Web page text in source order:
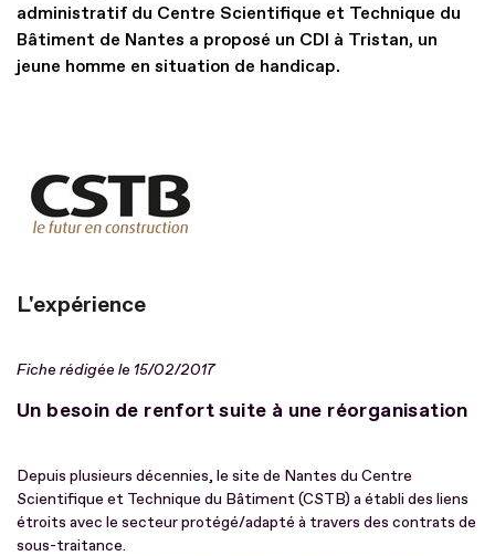
administratif du Centre Scientifique et Technique du
Bâtiment de Nantes a proposé un CDI à Tristan, un
jeune homme en situation de handicap.
L'expérience
Fiche rédigée le 15/02/2017
Un besoin de renfort suite à une réorganisation
Depuis plusieurs décennies, le site de Nantes du Centre
Scientifique et Technique du Bâtiment (CSTB) a établi des liens
étroits avec le secteur protégé/adapté à travers des contrats de
sous-traitance.